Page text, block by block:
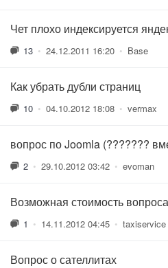
Чет плохо индексируется
13 • 24.12.2011 16:20 • Base
Как убрать дубли страниц
10 • 04.10.2012 18:08 • vermax
вопрос по Joomla (???????
2 • 29.10.2012 03:42 • evoman
Возможная стоимость
1 • 14.11.2012 04:45 • taxiservice
Вопрос о сателлитах